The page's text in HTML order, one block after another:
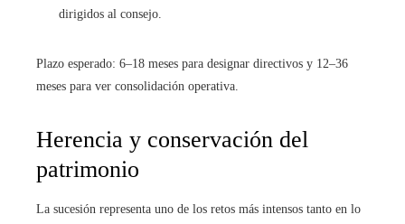
dirigidos al consejo.
Plazo esperado: 6–18 meses para designar directivos y 12–36
meses para ver consolidación operativa.
Herencia y conservación del
patrimonio
La sucesión representa uno de los retos más intensos tanto en lo